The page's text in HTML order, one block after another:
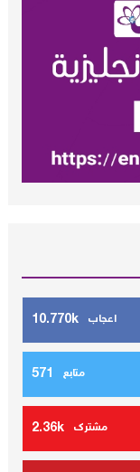
10.770k اعجاب
571 متابع
2.36k مشترك